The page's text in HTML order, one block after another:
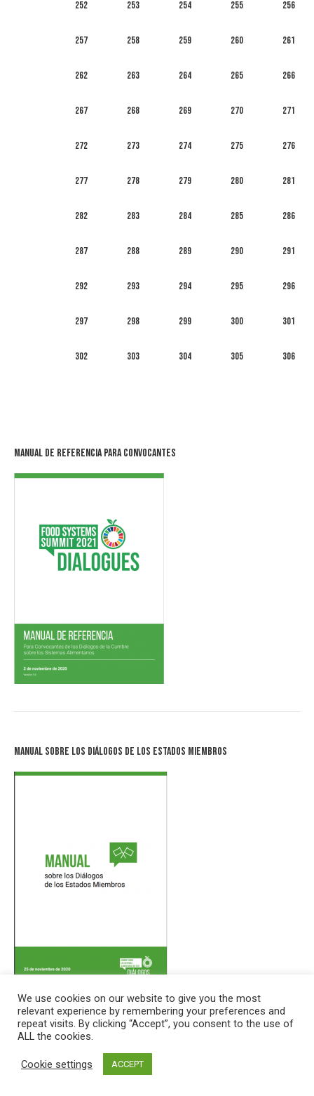
252 253 254 255 256
257 258 259 260 261
262 263 264 265 266
267 268 269 270 271
272 273 274 275 276
277 278 279 280 281
282 283 284 285 286
287 288 289 290 291
292 293 294 295 296
297 298 299 300 301
302 303 304 305 306
Manual de Referencia para Convocantes
Manual sobre los Diálogos de los Estados Miembros
العربية|中文| English |Français|Português| Русский|Español
Sumario ejecutivo (English)
We use cookies on our website to give you the most
relevant experience by remembering your preferences and
repeat visits. By clicking “Accept”, you consent to the use of
ALL the cookies.
Cookie settings ACCEPT